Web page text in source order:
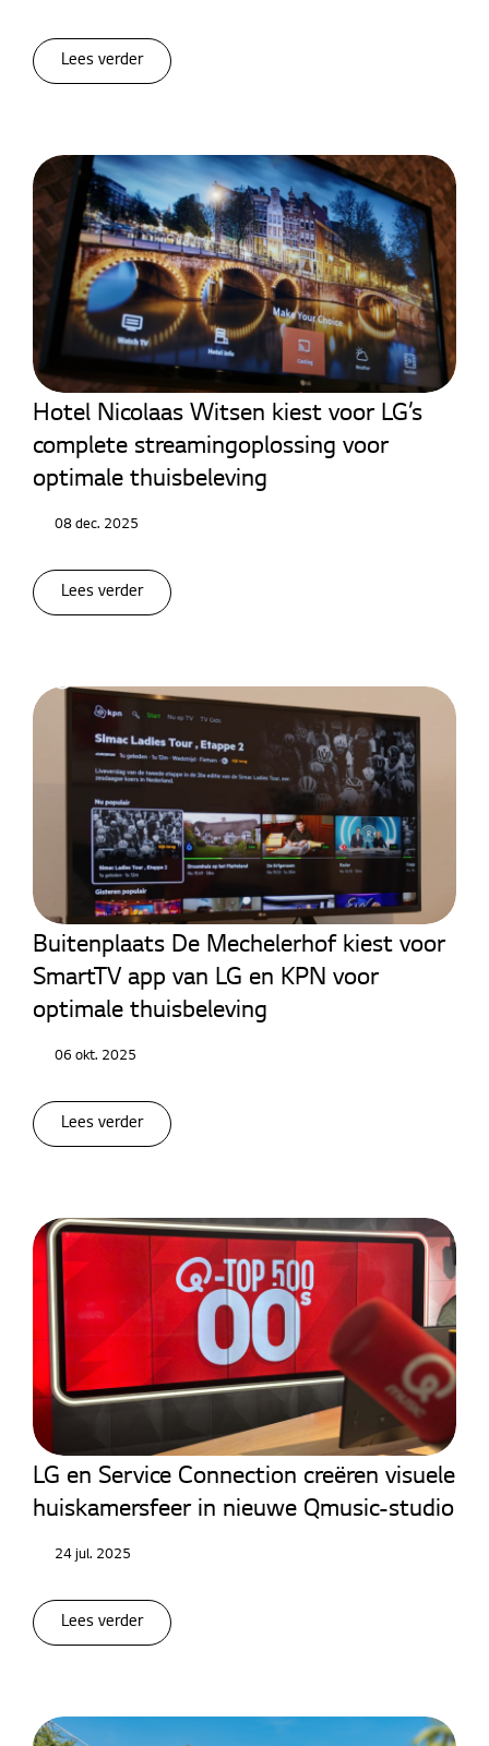
Lees verder
Hotel TV
Hotel Nicolaas Witsen kiest voor LG’s
complete streamingoplossing voor
optimale thuisbeleving
08 dec. 2025
Lees verder
Hotel TV
Buitenplaats De Mechelerhof kiest voor
SmartTV app van LG en KPN voor
optimale thuisbeleving
06 okt. 2025
Lees verder
LED Signage
LG en Service Connection creëren visuele
huiskamersfeer in nieuwe Qmusic-studio
24 jul. 2025
Lees verder